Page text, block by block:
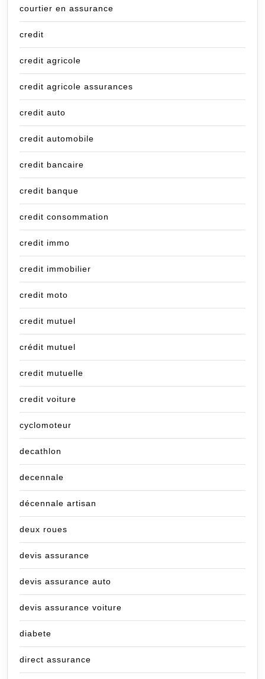
courtier en assurance
credit
credit agricole
credit agricole assurances
credit auto
credit automobile
credit bancaire
credit banque
credit consommation
credit immo
credit immobilier
credit moto
credit mutuel
crédit mutuel
credit mutuelle
credit voiture
cyclomoteur
decathlon
decennale
décennale artisan
deux roues
devis assurance
devis assurance auto
devis assurance voiture
diabete
direct assurance